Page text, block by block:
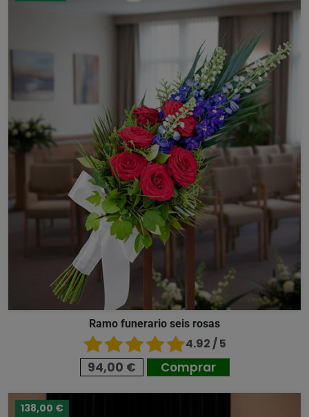
Ramo funerario seis rosas
4.92 / 5
94,00 € Comprar
138,00 €